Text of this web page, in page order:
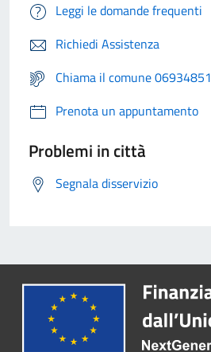
Leggi le domande frequenti
Richiedi Assistenza
Chiama il comune 06934851
Prenota un appuntamento
Problemi in città
Segnala disservizio